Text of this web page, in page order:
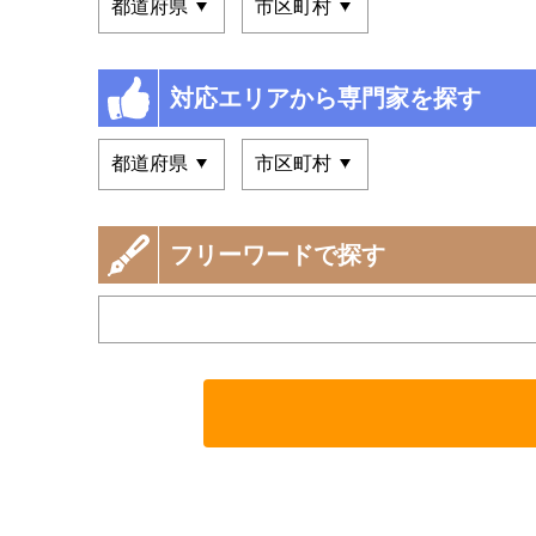
対応エリアから専門家を探す
フリーワードで探す